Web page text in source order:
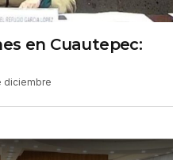
en Cuautepec:
diciembre